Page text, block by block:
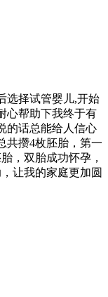
选择试管婴儿,开始
心帮助下我终于有
的话总能给人信心
共攒4枚胚胎，第一
，双胎成功怀孕，
让我的家庭更加圆